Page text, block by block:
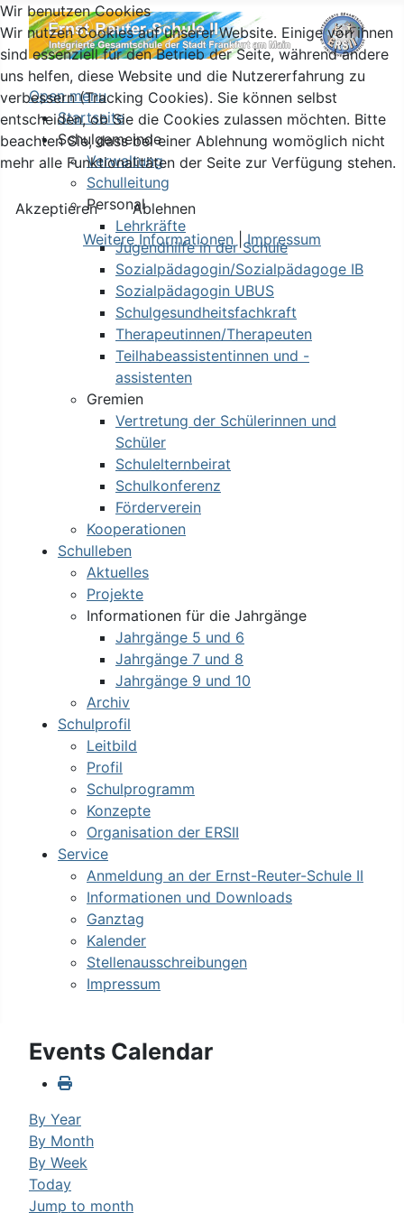
Open menu
Startseite
Schulgemeinde
Verwaltung
Schulleitung
Personal
Lehrkräfte
Jugendhilfe in der Schule
Sozialpädagogin/Sozialpädagoge IB
Sozialpädagogin UBUS
Schulgesundheitsfachkraft
Therapeutinnen/Therapeuten
Teilhabeassistentinnen und -
assistenten
Gremien
Vertretung der Schülerinnen und
Schüler
Schulelternbeirat
Schulkonferenz
Förderverein
Kooperationen
Schulleben
Aktuelles
Projekte
Informationen für die Jahrgänge
Jahrgänge 5 und 6
Jahrgänge 7 und 8
Jahrgänge 9 und 10
Archiv
Schulprofil
Leitbild
Profil
Schulprogramm
Konzepte
Organisation der ERSII
Service
Anmeldung an der Ernst-Reuter-Schule II
Informationen und Downloads
Ganztag
Kalender
Stellenausschreibungen
Impressum
Events Calendar
By Year
By Month
By Week
Today
Jump to month
Wir benutzen Cookies
Wir nutzen Cookies auf unserer Website. Einige von ihnen
sind essenziell für den Betrieb der Seite, während andere
uns helfen, diese Website und die Nutzererfahrung zu
verbessern (Tracking Cookies). Sie können selbst
entscheiden, ob Sie die Cookies zulassen möchten. Bitte
beachten Sie, dass bei einer Ablehnung womöglich nicht
mehr alle Funktionalitäten der Seite zur Verfügung stehen.
Akzeptieren
Ablehnen
Weitere Informationen |Impressum